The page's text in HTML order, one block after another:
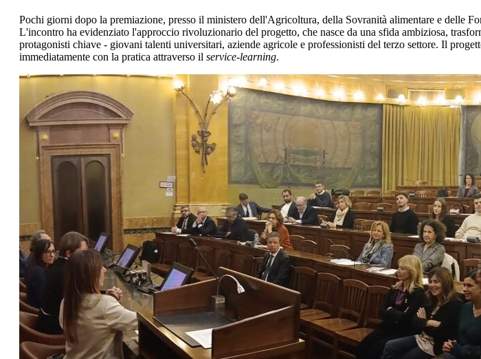
Pochi giorni dopo la premiazione, presso il ministero dell'Agricoltura, della Sovranità alimentare e delle
L'incontro ha evidenziato l'approccio rivoluzionario del progetto, che nasce da una sfida ambiziosa,
protagonisti chiave - giovani talenti universitari, aziende agricole e professionisti del terzo settore. Il
immediatamente con la pratica attraverso il service-learning.